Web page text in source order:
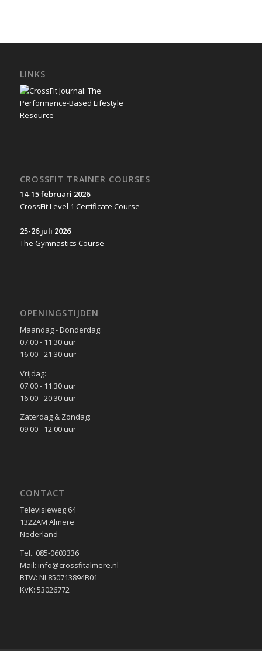
LINKS
CROSSFIT TRAINER COURSES
14-15 februari 2026
CrossFit Level 1 Certificate Course
25-26 juli 2026
The Gymnastics Course
OPENINGSTIJDEN
Maandag - Donderdag:
07:00 - 11:30 uur
16:00 - 21:30 uur
Vrijdag:
07:00 - 11:30 uur
16:00 - 20:30 uur
Zaterdag & Zondag:
09:00 - 12:00 uur
CONTACT
Televisieweg 64
1322AM Almere
Nederland
Tel.: 085-0603336
Mail: info@crossfitalmere.nl
BTW: NL850713894B01
KvK: 53026772